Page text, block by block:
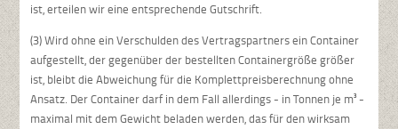
ist, erteilen wir eine entsprechende Gutschrift.
(3) Wird ohne ein Verschulden des Vertragspartners ein Container
aufgestellt, der gegenüber der bestellten Containergröße größer
ist, bleibt die Abweichung für die Komplettpreisberechnung ohne
Ansatz. Der Container darf in dem Fall allerdings - in Tonnen je m³ -
maximal mit dem Gewicht beladen werden, das für den wirksam